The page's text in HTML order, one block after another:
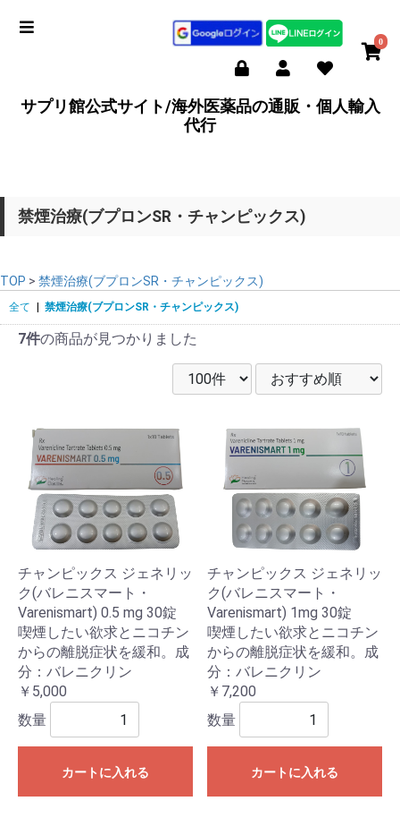
0
サプリ館公式サイト/海外医薬品の通販・個人輸入
代行
禁煙治療(ブプロンSR・チャンピックス)
TOP > 禁煙治療(ブプロンSR・チャンピックス)
全て 禁煙治療(ブプロンSR・チャンピックス)
7件の商品が見つかりました
チャンピックス ジェネリッ
ク(バレニスマート・
Varenismart) 0.5 mg 30錠
喫煙したい欲求とニコチン
からの離脱症状を緩和。成
分：バレニクリン
￥5,000
数量
カートに入れる
チャンピックス ジェネリッ
ク(バレニスマート・
Varenismart) 1mg 30錠
喫煙したい欲求とニコチン
からの離脱症状を緩和。成
分：バレニクリン
￥7,200
数量
カートに入れる